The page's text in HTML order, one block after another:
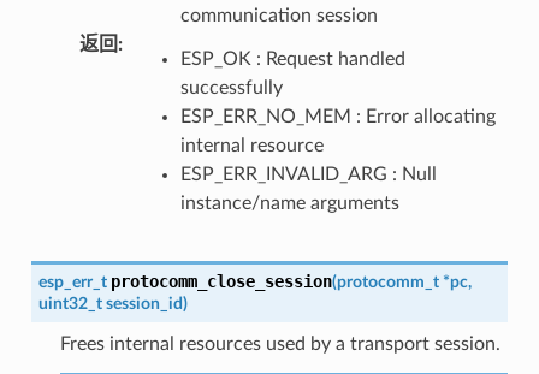
communication session
返回 :
ESP_OK : Request handled
successfully
ESP_ERR_NO_MEM : Error allocating
internal resource
ESP_ERR_INVALID_ARG : Null
instance/name arguments
esp_err_t protocomm_close_session(protocomm_t *pc,
uint32_t session_id)
Frees internal resources used by a transport session.